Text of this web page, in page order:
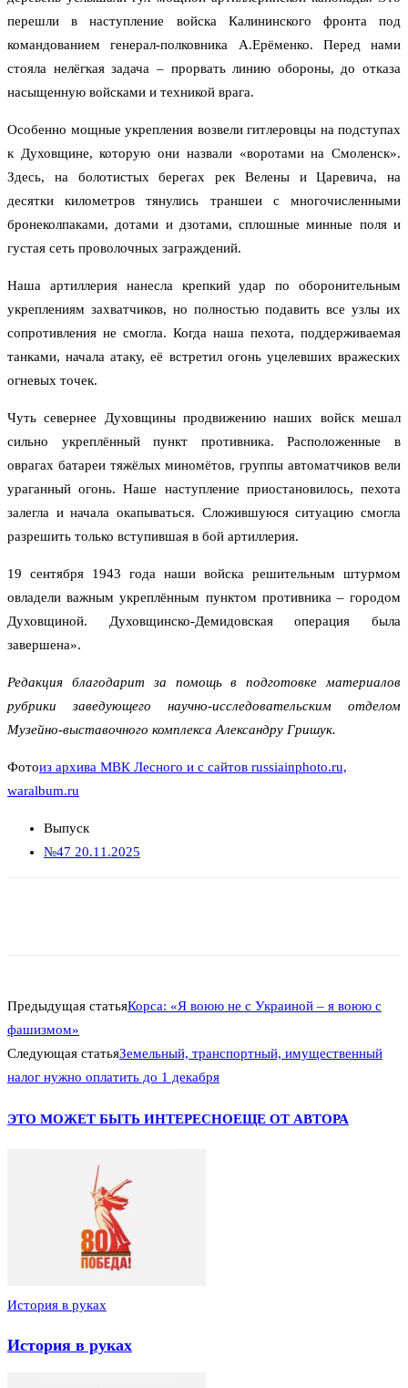
перешли в наступление войска Калининского фронта под
командованием генерал-полковника А.Ерёменко. Перед нами
стояла нелёгкая задача – прорвать линию обороны, до отказа
насыщенную войсками и техникой врага.
Особенно мощные укрепления возвели гитлеровцы на подступах
к Духовщине, которую они назвали «воротами на Смоленск».
Здесь, на болотистых берегах рек Велены и Царевича, на
десятки километров тянулись траншеи с многочисленными
бронеколпаками, дотами и дзотами, сплошные минные поля и
густая сеть проволочных заграждений.
Наша артиллерия нанесла крепкий удар по оборонительным
укреплениям захватчиков, но полностью подавить все узлы их
сопротивления не смогла. Когда наша пехота, поддерживаемая
танками, начала атаку, её встретил огонь уцелевших вражеских
огневых точек.
Чуть севернее Духовщины продвижению наших войск мешал
сильно укреплённый пункт противника. Расположенные в
оврагах батареи тяжёлых миномётов, группы автоматчиков вели
ураганный огонь. Наше наступление приостановилось, пехота
залегла и начала окапываться. Сложившуюся ситуацию смогла
разрешить только вступившая в бой артиллерия.
19 сентября 1943 года наши войска решительным штурмом
овладели важным укреплённым пунктом противника – городом
Духовщиной. Духовщинско-Демидовская операция была
завершена».
Редакция благодарит за помощь в подготовке материалов
рубрики заведующего научно-исследовательским отделом
Музейно-выставочного комплекса Александру Гришук.
Фотоиз архива МВК Лесного и с сайтов russiainphoto.ru,
waralbum.ru
Выпуск
№47 20.11.2025
Предыдущая статьяКорса: «Я воюю не с Украиной – я воюю с
фашизмом»
Следующая статьяЗемельный, транспортный, имущественный
налог нужно оплатить до 1 декабря
ЭТО МОЖЕТ БЫТЬ ИНТЕРЕСНОЕЩЕ ОТ АВТОРА
История в руках
История в руках